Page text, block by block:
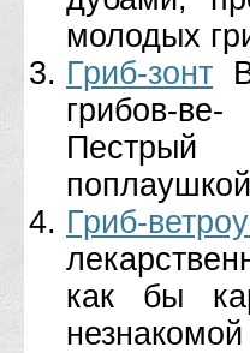
молодых
Гриб-зонт
грибов-
Пестрый
Гриб-
как бы